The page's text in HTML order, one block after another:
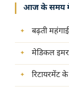
आज के समय में
बढ़ती
मेडिकल
रिटायरमेंट